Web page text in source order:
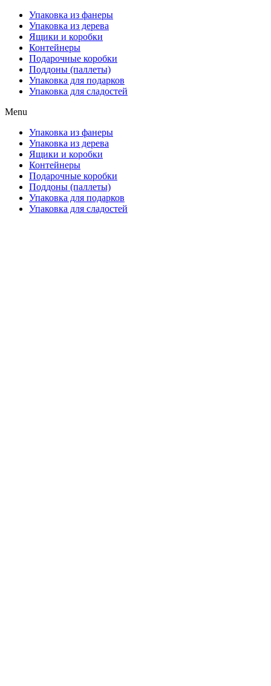
Упаковка из фанеры
Упаковка из дерева
Ящики и коробки
Контейнеры
Подарочные коробки
Поддоны (паллеты)
Упаковка для подарков
Упаковка для сладостей
Menu
Упаковка из фанеры
Упаковка из дерева
Ящики и коробки
Контейнеры
Подарочные коробки
Поддоны (паллеты)
Упаковка для подарков
Упаковка для сладостей